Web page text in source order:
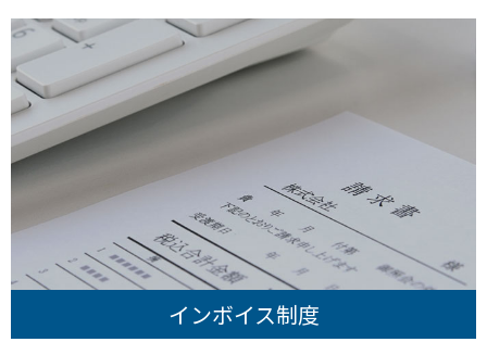
インボイス制度